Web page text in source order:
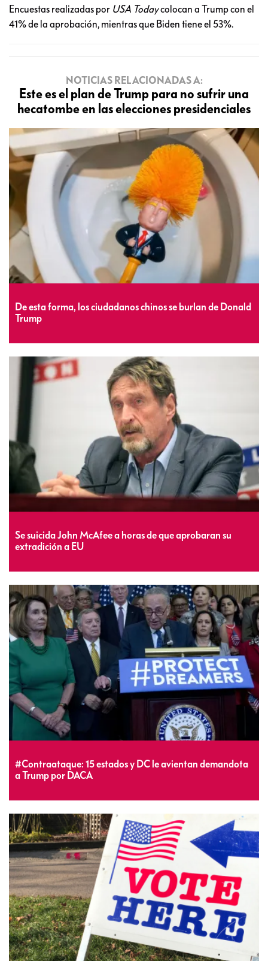
Encuestas realizadas por USA Todaycolocan a Trump con el
41% de la aprobación, mientras que Biden tiene el 53%.
NOTICIAS RELACIONADAS A:
Este es el plan de Trump para no sufrir una
hecatombe en las elecciones presidenciales
De esta forma, los ciudadanos chinos se burlan de Donald
Trump
Se suicida John McAfee a horas de que aprobaran su
extradición a EU
#Contraataque: 15 estados y DC le avientan demandota
a Trump por DACA